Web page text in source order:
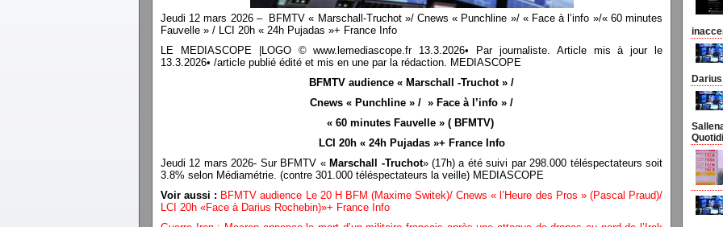
Jeudi 12 mars 2026 – BFMTV « Marschall-Truchot »/ Cnews « Punchline »/ « Face à l’info »/« 60 minutes
Fauvelle » / LCI 20h « 24h Pujadas »+ France Info
LE MEDIASCOPE |LOGO © www.lemediascope.fr 13.3.2026• Par journaliste. Article mis à jour le
13.3.2026• /article publié édité et mis en une par la rédaction. MEDIASCOPE
BFMTV audience « Marschall -Truchot » /
Cnews « Punchline » / » Face à l’info » /
« 60 minutes Fauvelle » ( BFMTV)
LCI 20h « 24h Pujadas »+ France Info
Jeudi 12 mars 2026- Sur BFMTV «Marschall -Truchot» (17h) a été suivi par 298.000 téléspectateurs soit
3.8% selon Médiamétrie. (contre 301.000 téléspectateurs la veille) MEDIASCOPE
Voir aussi : BFMTV audience Le 20 H BFM (Maxime Switek)/ Cnews « l’Heure des Pros » (Pascal Praud)/
LCI 20h «Face à Darius Rochebin)»+ France Info